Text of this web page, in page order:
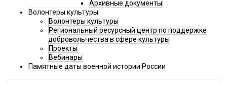
Архивные документы
Волонтеры культуры
Волонтеры культуры
Региональный ресурсный центр по поддержке
добровольчества в сфере культуры
Проекты
Вебинары
Памятные даты военной истории России